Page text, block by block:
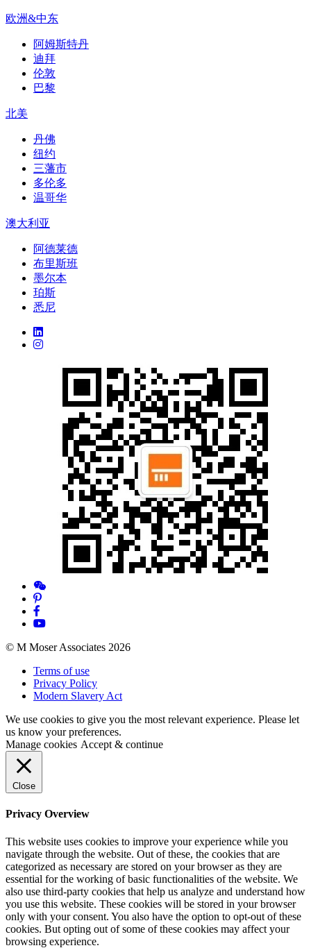
欧洲&中东
阿姆斯特丹
迪拜
伦敦
巴黎
北美
丹佛
纽约
三藩市
多伦多
温哥华
澳大利亚
阿德莱德
布里斯班
墨尔本
珀斯
悉尼
© M Moser Associates 2026
Terms of use
Privacy Policy
Modern Slavery Act
We use cookies to give you the most relevant experience. Please let
us know your preferences.
Manage cookies Accept & continue
Close
Privacy Overview
This website uses cookies to improve your experience while you
navigate through the website. Out of these, the cookies that are
categorized as necessary are stored on your browser as they are
essential for the working of basic functionalities of the website. We
also use third-party cookies that help us analyze and understand how
you use this website. These cookies will be stored in your browser
only with your consent. You also have the option to opt-out of these
cookies. But opting out of some of these cookies may affect your
browsing experience.